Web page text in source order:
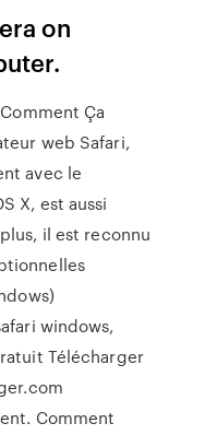
on
Ça
web Safari,
avec le
X, est aussi
il est reconnu
windows,
Télécharger
Comment